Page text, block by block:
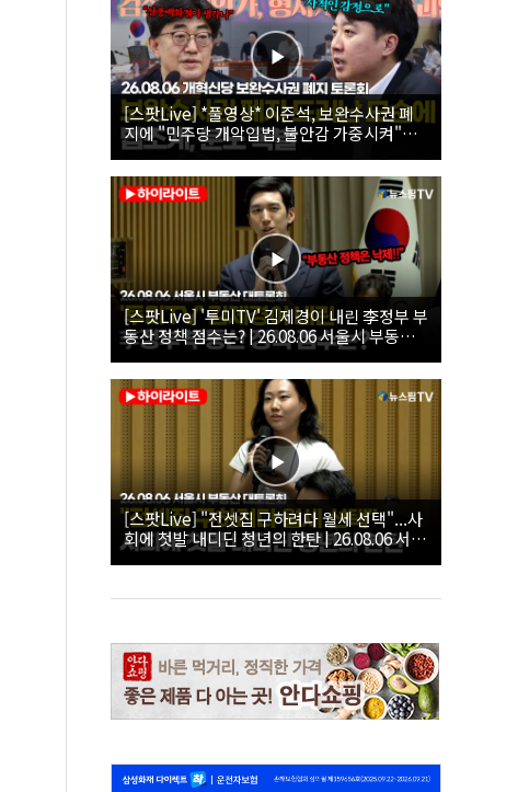
[스팟Live] *풀영상* 이준석, 보완수사권 폐
지에 "민주당 개악입법, 불안감 가중시켜"｜
26.08.06 개혁신당 보완수사권 폐지 토론회
[스팟Live] '투미TV' 김제경이 내린 李정부 부
동산 정책 점수는? | 26.08.06 서울시 부동산
대토론회
[스팟Live] "전셋집 구하려다 월세 선택"...사
회에 첫발 내디딘 청년의 한탄 | 26.08.06 서울
시 부동산 대토론회